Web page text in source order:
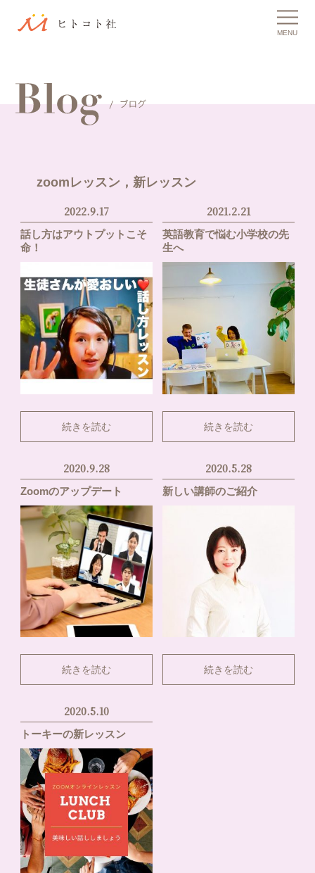
MENU
zoomレッスン，新レッスン
2022.9.17
話し方はアウトプットこそ
命！
続きを読む
2021.2.21
英語教育で悩む小学校の先
生へ
続きを読む
2020.9.28
Zoomのアップデート
続きを読む
2020.5.28
新しい講師のご紹介
続きを読む
2020.5.10
トーキーの新レッスン